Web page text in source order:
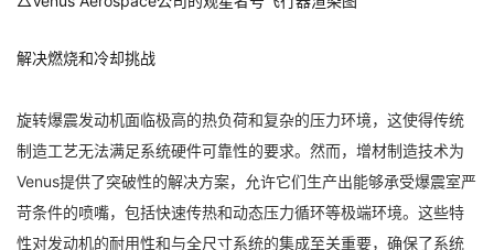
解决燃烧和冷却挑战
旋转爆震发动机面临极高的热负荷和复杂的压力环境，这使得传统
制造工艺无法满足系统硬件可靠性的要求。然而，增材制造技术为
Venus提供了突破性的解决方案，允许它们生产出能够承受爆震室严
苛条件的喷嘴，包括快速传热和动态压力循环等极端环境。这些特
性对发动机的耐用性和与全尺寸系统的集成至关重要，确保了系统